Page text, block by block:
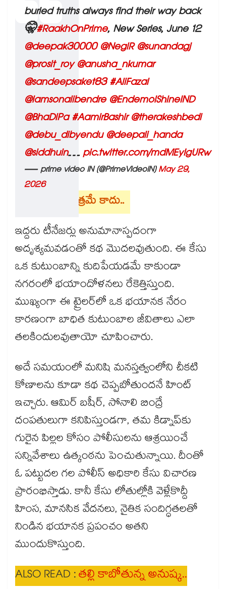
buried truths always find their way back
🤫#RaakhOnPrime, New Series, June 12
@deepak30000 @NegiR @sunandagj
@prosit_roy @anusha_nkumar
@sandeepsaket83#AliFazal
@iamsonalibendre @EndemolShineIND
@BhaDiPa#AamirBashir @therakeshbedi
@debu_dibyendu @deepali_handa
@siddhuin…pic.twitter.com/mdMEyIgURw
— prime video IN (@PrimeVideoIN)May 29,
2026
క్రైమ్ థ్రిల్లర్ మాత్రమే కాదు..
ఇద్దరు టీనేజర్లు అనుమానాస్పదంగా
అదృశ్యమవడంతో కథ మొదలవుతుంది. ఈ కేసు
ఒక కుటుంబాన్ని కుదిపేయడమే కాకుండా
నగరంలో భయాందోళనలు రేకెత్తిస్తుంది.
ముఖ్యంగా ఈ ట్రైలర్⁬లో ఒక భయానక నేరం
కారణంగా బాధిత కుటుంబాల జీవితాలు ఎలా
తలకిందులవుతాయో చూపించారు.
అదే సమయంలో మనిషి మనస్తత్వంలోని చీకటి
కోణాలను కూడా కథ చెప్పబోతుందనే హింట్
ఇచ్చారు. ఆమిర్ బషీర్, సోనాలి బింద్రే
దంపతులుగా కనిపిస్తుండగా, తమ కిడ్నాప్‌కు
గురైన పిల్లల కోసం పోలీసులను ఆశ్రయించే
సన్నివేశాలు ఉత్కంఠను పెంచుతున్నాయి. దీంతో
ఓ పట్టుదల గల పోలీస్ అధికారి కేసు విచారణ
ప్రారంభిస్తాడు. కానీ కేసు లోతుల్లోకి వెళ్లేకొద్దీ
హింస, మానసిక వేదనలు, నైతిక సందిగ్ధతలతో
నిండిన భయానక ప్రపంచం అతని
ముందుకొస్తుంది.
ALSO READ :తల్లి కాబోతున్న అనుష్క..